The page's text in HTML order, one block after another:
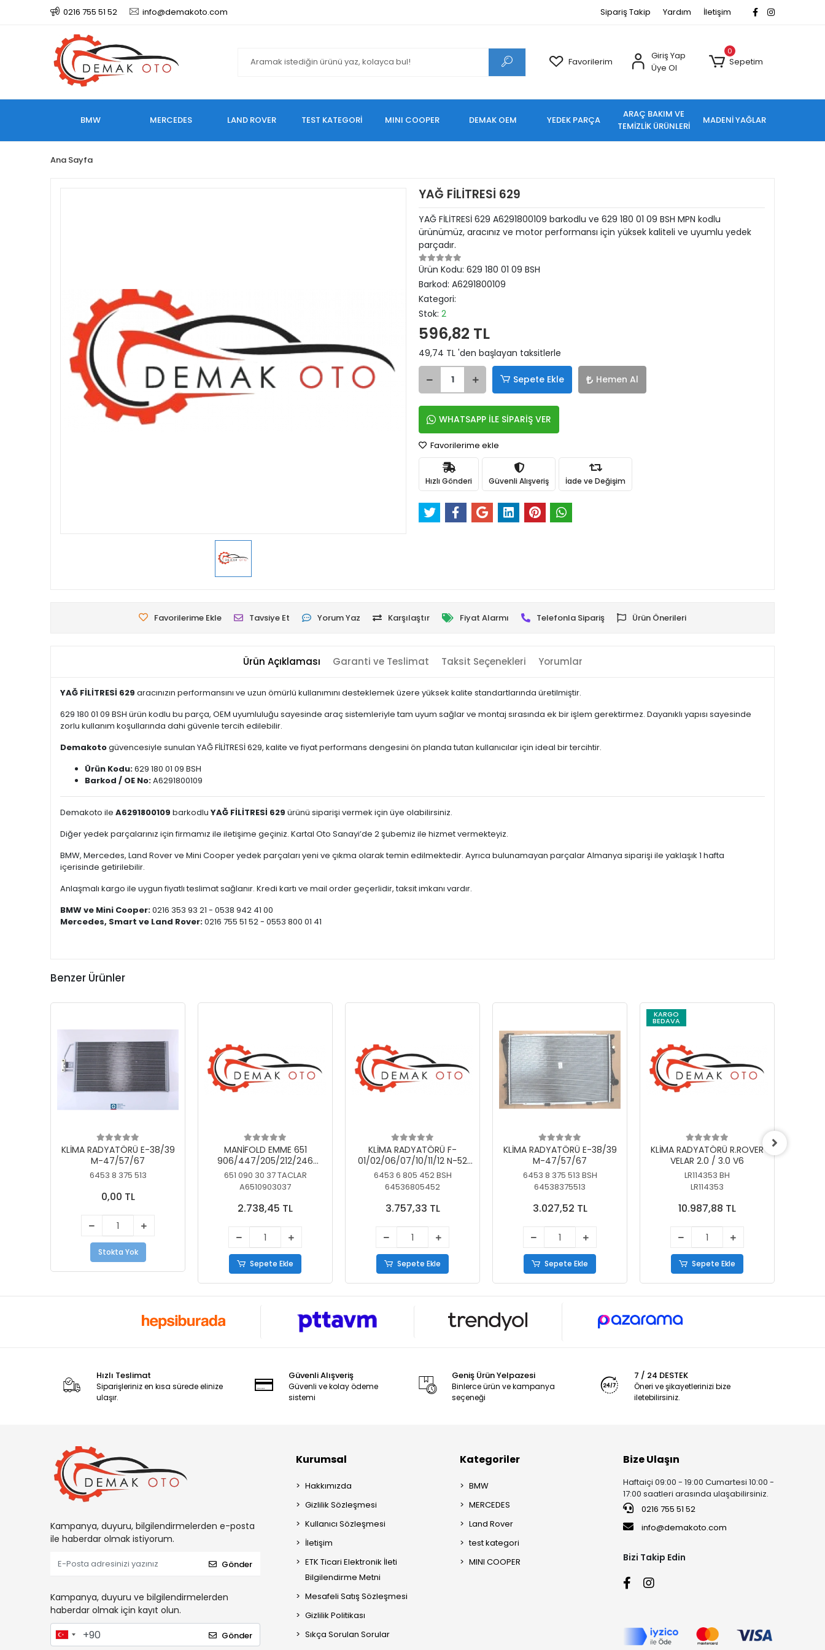
0216 755 51 52 info@demakoto.com Sipariş Takip Yardım İletişim
Favorilerim
Giriş Yap
Üye Ol
0
Sepetim
BMW MERCEDES LAND ROVER TEST KATEGORİ MINI COOPER DEMAK OEM YEDEK PARÇA
ARAÇ BAKIM VE
TEMİZLİK ÜRÜNLERİ
MADENİ YAĞLAR
Ana Sayfa
YAĞ FİLİTRESİ 629
YAĞ FİLİTRESİ 629 A6291800109 barkodlu ve 629 180 01 09 BSH MPN kodlu
ürünümüz, aracınız ve motor performansı için yüksek kaliteli ve uyumlu yedek
parçadır.
Ürün Kodu: 629 180 01 09 BSH
Barkod: A6291800109
Kategori:
Stok: 2
596,82 TL
49,74 TL 'den başlayan taksitlerle
Sepete Ekle Hemen Al
WHATSAPP İLE SİPARİŞ VER
Favorilerime ekle
Hızlı Gönderi Güvenli Alışveriş İade ve Değişim
Favorilerime Ekle Tavsiye Et Yorum Yaz Karşılaştır Fiyat Alarmı Telefonla Sipariş Ürün Önerileri
Ürün Açıklaması Garanti ve Teslimat Taksit Seçenekleri Yorumlar
YAĞ FİLİTRESİ 629 aracınızın performansını ve uzun ömürlü kullanımını desteklemek üzere yüksek kalite standartlarında üretilmiştir.
629 180 01 09 BSH ürün kodlu bu parça, OEM uyumluluğu sayesinde araç sistemleriyle tam uyum sağlar ve montaj sırasında ek bir işlem gerektirmez. Dayanıklı yapısı sayesinde
zorlu kullanım koşullarında dahi güvenle tercih edilebilir.
Demakotogüvencesiyle sunulan YAĞ FİLİTRESİ 629, kalite ve fiyat performans dengesini ön planda tutan kullanıcılar için ideal bir tercihtir.
Ürün Kodu:629 180 01 09 BSH
Barkod / OE No:A6291800109
Demakoto ile A6291800109 barkodlu YAĞ FİLİTRESİ 629 ürünü siparişi vermek için üye olabilirsiniz.
Diğer yedek parçalarınız için firmamız ile iletişime geçiniz. Kartal Oto Sanayi’de 2 şubemiz ile hizmet vermekteyiz.
BMW, Mercedes, Land Rover ve Mini Cooper yedek parçaları yeni ve çıkma olarak temin edilmektedir. Ayrıca bulunamayan parçalar Almanya siparişi ile yaklaşık 1 hafta
içerisinde getirilebilir.
Anlaşmalı kargo ile uygun fiyatlı teslimat sağlanır. Kredi kartı ve mail order geçerlidir, taksit imkanı vardır.
BMW ve Mini Cooper:0216 353 93 21 - 0538 942 41 00
Mercedes, Smart ve Land Rover:0216 755 51 52 - 0553 800 01 41
Benzer Ürünler
KLİMA RADYATÖRÜ E-38/39
M-47/57/67
6453 8 375 513
0,00 TL
Stokta Yok
MANİFOLD EMME 651
906/447/205/212/246
KELEBEKSİZ
651 090 30 37 TACLAR
A6510903037
2.738,45 TL
Sepete Ekle
KLİMA RADYATÖRÜ F-
01/02/06/07/10/11/12 N-52
N/N-53/57/63
6453 6 805 452 BSH
64536805452
3.757,33 TL
Sepete Ekle
KLİMA RADYATÖRÜ E-38/39
M-47/57/67
6453 8 375 513 BSH
64538375513
3.027,52 TL
Sepete Ekle
KARGO
BEDAVA
KLİMA RADYATÖRÜ R.ROVER
VELAR 2.0 / 3.0 V6
LR114353 BH
LR114353
10.987,88 TL
Sepete Ekle
Hızlı Teslimat
Siparişleriniz en kısa sürede elinize
ulaşır.
Güvenli Alışveriş
Güvenli ve kolay ödeme
sistemi
Geniş Ürün Yelpazesi
Binlerce ürün ve kampanya
seçeneği
7 / 24 DESTEK
Öneri ve şikayetlerinizi bize
iletebilirsiniz.
Kampanya, duyuru, bilgilendirmelerden e-posta
ile haberdar olmak istiyorum.
Gönder
Kampanya, duyuru ve bilgilendirmelerden
haberdar olmak için kayıt olun.
Gönder
Kurumsal
Hakkımızda
Gizlilik Sözleşmesi
Kullanıcı Sözleşmesi
İletişim
ETK Ticari Elektronik İleti
Bilgilendirme Metni
Mesafeli Satış Sözleşmesi
Gizlilik Politikası
Sıkça Sorulan Sorular
Kategoriler
BMW
MERCEDES
Land Rover
test kategori
MINI COOPER
Bize Ulaşın
Haftaiçi 09:00 - 19:00 Cumartesi 10:00 -
17:00 saatleri arasında ulaşabilirsiniz.
0216 755 51 52
info@demakoto.com
Bizi Takip Edin